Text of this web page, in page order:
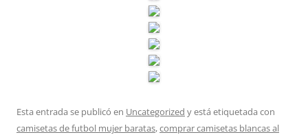
Esta entrada se publicó en Uncategorized y está etiquetada con
camisetas de futbol mujer baratas,comprar camisetas blancas al